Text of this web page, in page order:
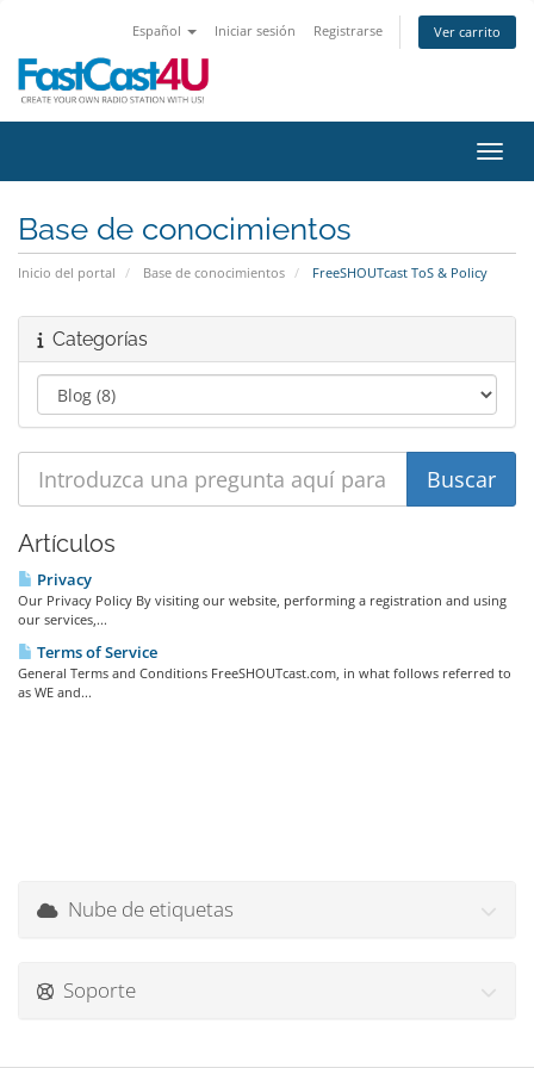
Español Iniciar sesión Registrarse Ver carrito
Base de conocimientos
Inicio del portal Base de conocimientos FreeSHOUTcast ToS & Policy
Categorías
Artículos
Privacy
Our Privacy Policy By visiting our website, performing a registration and using
our services,...
Terms of Service
General Terms and Conditions FreeSHOUTcast.com, in what follows referred to
as WE and...
Nube de etiquetas
Soporte